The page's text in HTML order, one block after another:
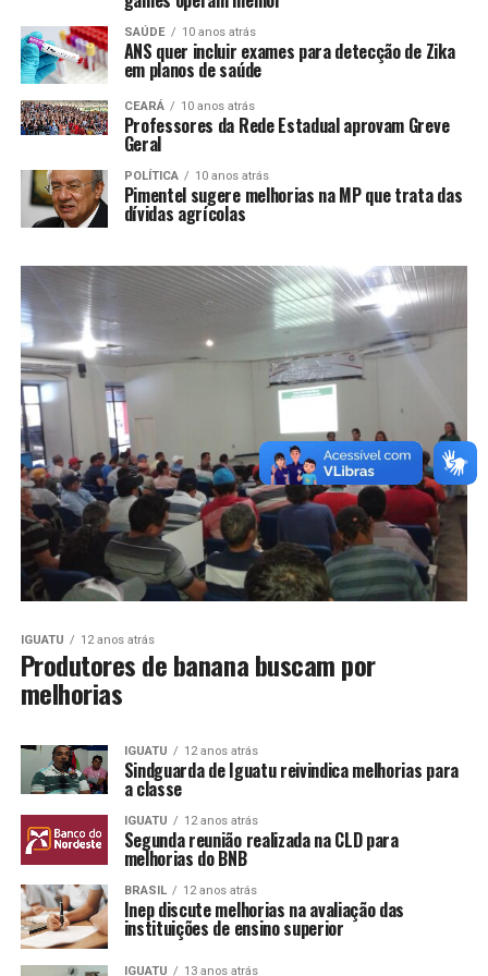
SAÚDE 10 anos atrás
ANS quer incluir exames para detecção de Zika
em planos de saúde
CEARÁ 10 anos atrás
Professores da Rede Estadual aprovam Greve
Geral
POLÍTICA 10 anos atrás
Pimentel sugere melhorias na MP que trata das
dívidas agrícolas
IGUATU 12 anos atrás
Produtores de banana buscam por
melhorias
IGUATU 12 anos atrás
Sindguarda de Iguatu reivindica melhorias para
a classe
IGUATU 12 anos atrás
Segunda reunião realizada na CLD para
melhorias do BNB
BRASIL 12 anos atrás
Inep discute melhorias na avaliação das
instituições de ensino superior
IGUATU 13 anos atrás